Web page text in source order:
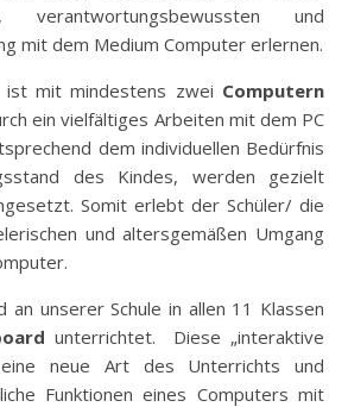
verantwortungsbewussten und
mit dem Medium Computer erlernen.
ist mit mindestens zwei Computern
ein vielfältiges Arbeiten mit dem PC
dem individuellen Bedürfnis
des Kindes, werden gezielt
Somit erlebt der Schüler/ die
und altersgemäßen Umgang
an unserer Schule in allen 11 Klassen
unterrichtet. Diese „interaktive
eine neue Art des Unterrichts und
Funktionen eines Computers mit